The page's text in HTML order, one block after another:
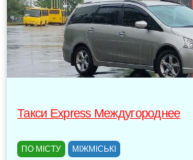
Такси Express Междугороднее
ПО МІСТУ МІЖМІСЬКІ